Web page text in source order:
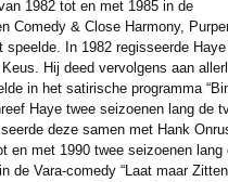
1982 tot en met 1985 in de
Comedy & Close Harmony,
speelde. In 1982 regisseerde Haye
Hij deed vervolgens aan
in het satirische programma
Haye twee seizoenen lang de
deze samen met Hank
en met 1990 twee seizoenen lang
de Vara-comedy “Laat maar